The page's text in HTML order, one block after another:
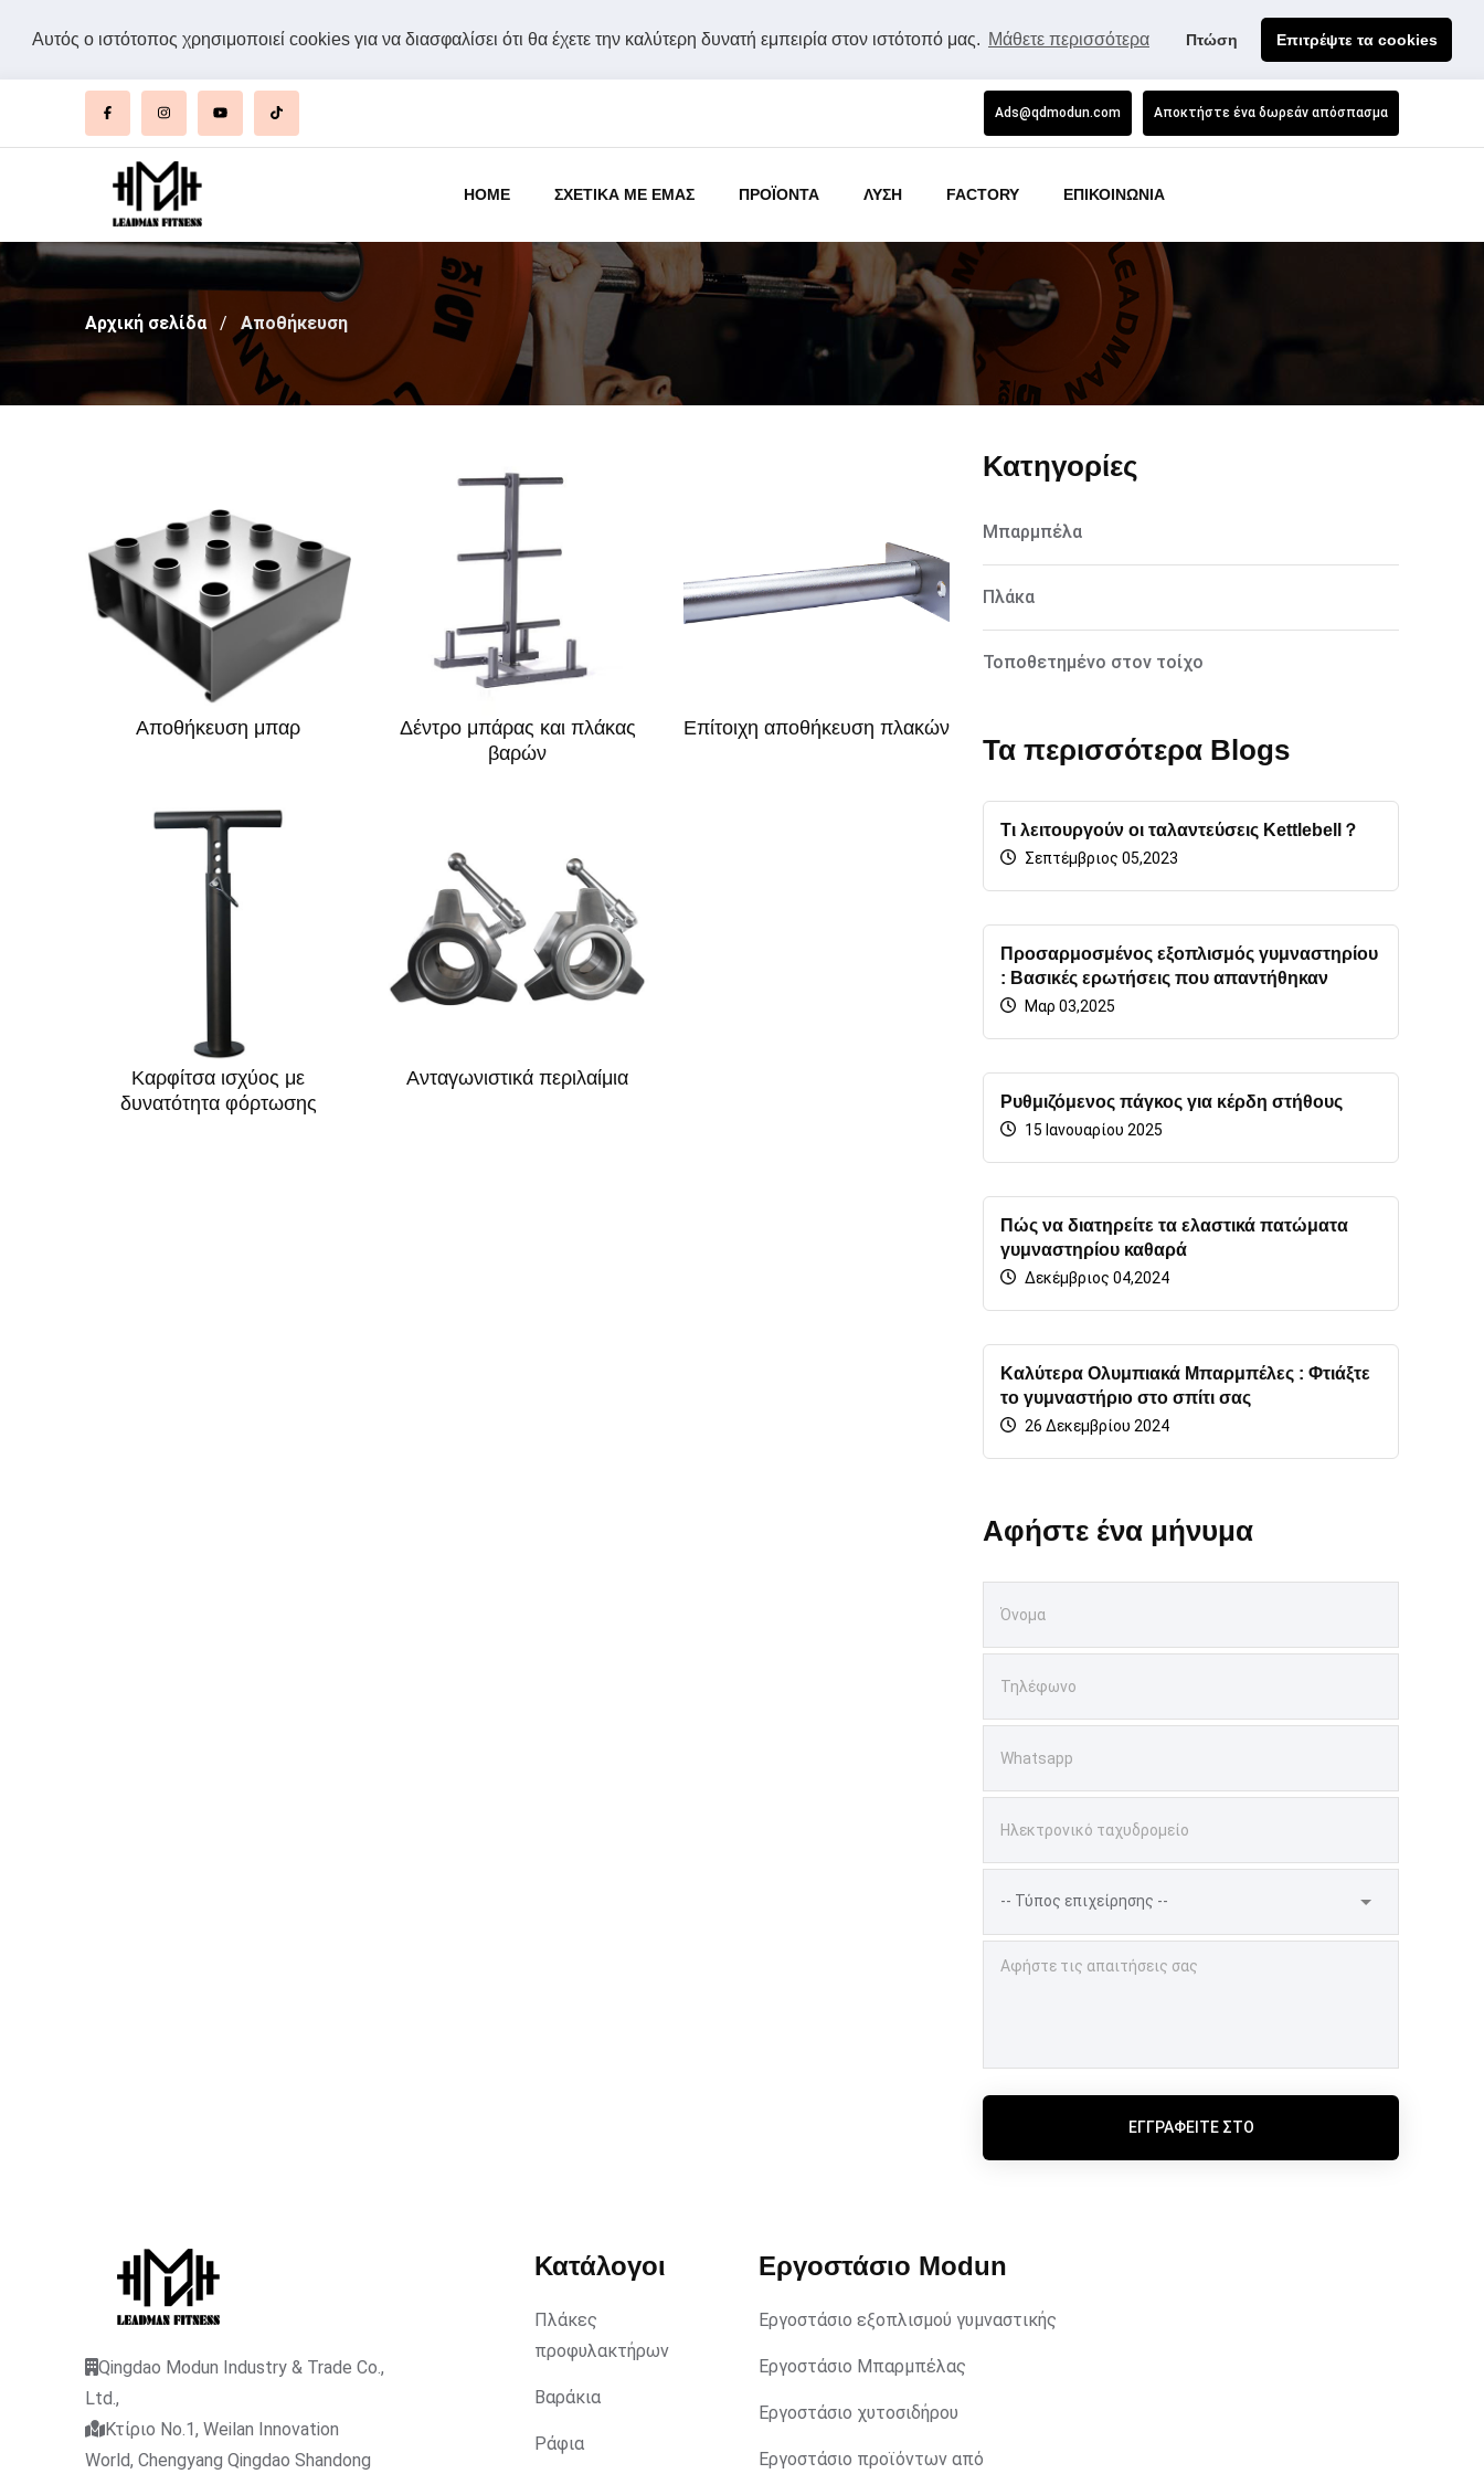
Αυτός ο ιστότοπος χρησιμοποιεί cookies για να διασφαλίσει ότι θα έχετε την καλύτερη δυνατή εμπειρία στον ιστότοπό μας. Μάθετε περισσότερα Πτώση Επιτρέψτε τα cookies
Ads@qdmodun.com Αποκτήστε ένα δωρεάν απόσπασμα
HOME ΣΧΕΤΙΚΑ ΜΕ ΕΜΑΣ ΠΡΟΪΟΝΤΑ ΛΥΣΗ FACTORY ΕΠΙΚΟΙΝΩΝΙΑ
Αρχική σελίδα Αποθήκευση
Αποθήκευση μπαρ
Δέντρο μπάρας και πλάκας
βαρών
Επίτοιχη αποθήκευση πλακών
Καρφίτσα ισχύος με
δυνατότητα φόρτωσης
Ανταγωνιστικά περιλαίμια
Κατηγορίες
Μπαρμπέλα
Πλάκα
Τοποθετημένο στον τοίχο
Τα περισσότερα Blogs
Τι λειτουργούν οι ταλαντεύσεις Kettlebell？
Σεπτέμβριος 05,2023
Προσαρμοσμένος εξοπλισμός γυμναστηρίου
: Βασικές ερωτήσεις που απαντήθηκαν
Μαρ 03,2025
Ρυθμιζόμενος πάγκος για κέρδη στήθους
15 Ιανουαρίου 2025
Πώς να διατηρείτε τα ελαστικά πατώματα
γυμναστηρίου καθαρά
Δεκέμβριος 04,2024
Καλύτερα Ολυμπιακά Μπαρμπέλες : Φτιάξτε
το γυμναστήριο στο σπίτι σας
26 Δεκεμβρίου 2024
Αφήστε ένα μήνυμα
ΕΓΓΡΑΦΕΊΤΕ ΣΤΟ
Qingdao Modun Industry & Trade Co.,
Ltd.,
Κτίριο No.1, Weilan Innovation
World, Chengyang Qingdao Shandong
Κατάλογοι
Πλάκες
προφυλακτήρων
Βαράκια
Ράφια
Εργοστάσιο Modun
Εργοστάσιο εξοπλισμού γυμναστικής
Εργοστάσιο Μπαρμπέλας
Εργοστάσιο χυτοσιδήρου
Εργοστάσιο προϊόντων από